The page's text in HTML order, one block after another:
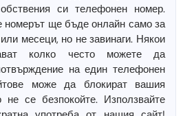
си телефонен номер.
номерът ще бъде онлайн само за
месеци, но не завинаги. Някои
колко често можете да
на един телефонен
може да блокират вашия
се безпокойте. Използвайте